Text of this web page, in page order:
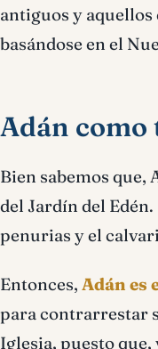
antiguos y aquellos
basándose en el
Adán como
Bien sabemos que,
del Jardín del
penurias y el
Entonces, Adán es
para contrarrestar
Iglesia, puesto